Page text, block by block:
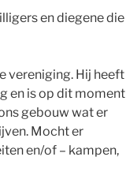
en diegene die
vereniging. Hij heeft
en is op dit moment
gebouw wat er
Mocht er
en/of – kampen,